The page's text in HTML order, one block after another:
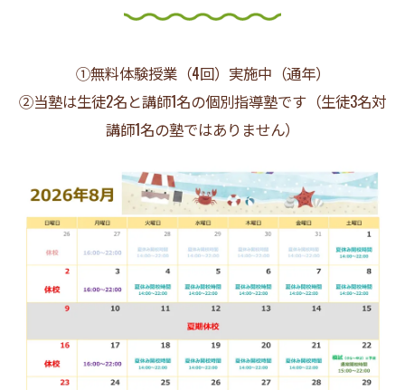
①無料体験授業（4回）実施中（通年）
②当塾は生徒2名と講師1名の個別指導塾です（生徒3名対
講師1名の塾ではありません）